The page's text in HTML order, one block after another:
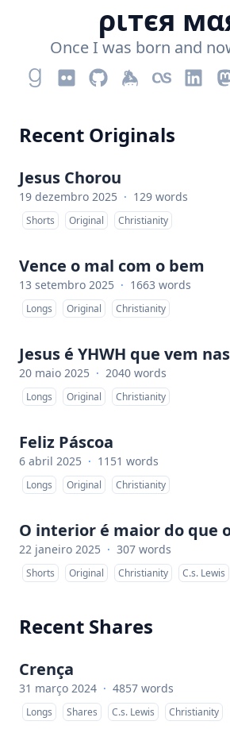
ριтєя
Once I was born and
Recent Originals
Jesus Chorou
19 dezembro 2025 · 129 words
Shorts Original Christianity
Vence o mal com o bem
13 setembro 2025 · 1663 words
Longs Original Christianity
Jesus é YHWH que vem
20 maio 2025 · 2040 words
Longs Original Christianity
Feliz Páscoa
6 abril 2025 · 1151 words
Longs Original Christianity
O interior é maior do que
22 janeiro 2025 · 307 words
Shorts Original Christianity C.s. Lewis
Recent Shares
Crença
31 março 2024 · 4857 words
Longs Shares C.s. Lewis Christianity